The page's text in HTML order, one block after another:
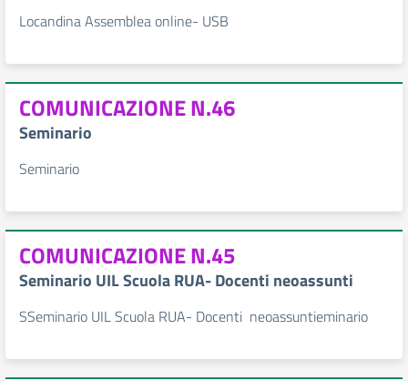
Locandina Assemblea online- USB
COMUNICAZIONE N.46
Seminario
Seminario
COMUNICAZIONE N.45
Seminario UIL Scuola RUA- Docenti neoassunti
SSeminario UIL Scuola RUA- Docenti neoassuntieminario